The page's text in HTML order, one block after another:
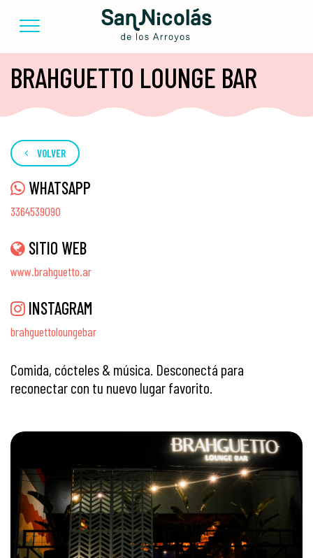
BRAHGUETTO LOUNGE BAR
VOLVER
WHATSAPP
3364539090
SITIO WEB
www.brahguetto.ar
INSTAGRAM
brahguettoloungebar
Comida, cócteles & música. Desconectá para
reconectar con tu nuevo lugar favorito.